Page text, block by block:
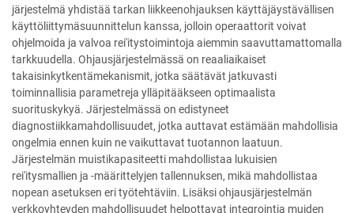
järjestelmä yhdistää tarkan liikkeenohjauksen käyttäjäystävällisen
käyttöliittymäsuunnittelun kanssa, jolloin operaattorit voivat
ohjelmoida ja valvoa rei'itystoimintoja aiemmin saavuttamattomalla
tarkkuudella. Ohjausjärjestelmässä on reaaliaikaiset
takaisinkytkentämekanismit, jotka säätävät jatkuvasti
toiminnallisia parametreja ylläpitääkseen optimaalista
suorituskykyä. Järjestelmässä on edistyneet
diagnostiikkamahdollisuudet, jotka auttavat estämään mahdollisia
ongelmia ennen kuin ne vaikuttavat tuotannon laatuun.
Järjestelmän muistikapasiteetti mahdollistaa lukuisien
rei'itysmallien ja -määrittelyjen tallennuksen, mikä mahdollistaa
nopean asetuksen eri työtehtäviin. Lisäksi ohjausjärjestelmän
verkkoyhteyden mahdollisuudet helpottavat integrointia muiden